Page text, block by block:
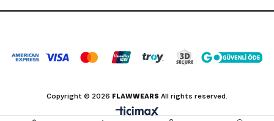
Copyright © 2026 FLAWWEARS All rights reserved.